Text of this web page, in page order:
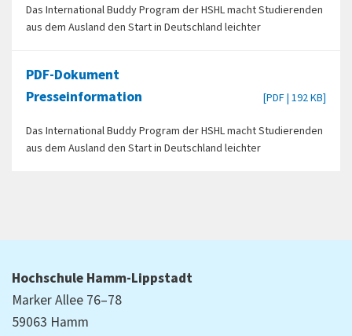
Das International Buddy Program der HSHL macht Studierenden
aus dem Ausland den Start in Deutschland leichter
PDF-Dokument
Presseinformation
[PDF | 192 KB]
Das International Buddy Program der HSHL macht Studierenden
aus dem Ausland den Start in Deutschland leichter
Hochschule Hamm-Lippstadt
Marker Allee 76–78
59063 Hamm